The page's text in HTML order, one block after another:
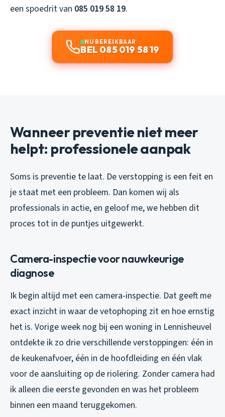
een spoedrit van 085 019 58 19.
NU BEREIKBAAR
BEL 085 019 58 19
Wanneer preventie niet meer
helpt: professionele aanpak
Soms is preventie te laat. De verstopping is een feit en
je staat met een probleem. Dan komen wij als
professionals in actie, en geloof me, we hebben dit
proces tot in de puntjes uitgewerkt.
Camera-inspectie voor nauwkeurige
diagnose
Ik begin altijd met een camera-inspectie. Dat geeft me
exact inzicht in waar de vetophoping zit en hoe ernstig
het is. Vorige week nog bij een woning in Lennisheuvel
ontdekte ik zo drie verschillende verstoppingen: één in
de keukenafvoer, één in de hoofdleiding en één vlak
voor de aansluiting op de riolering. Zonder camera had
ik alleen die eerste gevonden en was het probleem
binnen een maand teruggekomen.